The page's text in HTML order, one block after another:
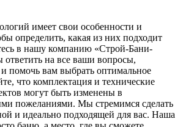
имеет свои особенности и
определить, какая из них подходит
в нашу компанию «Строй-Бани-
на все ваши вопросы,
и помочь вам выбрать оптимальное
что комплектация и технические
могут быть изменены в
пожеланиями. Мы стремимся сделать
и идеально подходящей для вас. Наша